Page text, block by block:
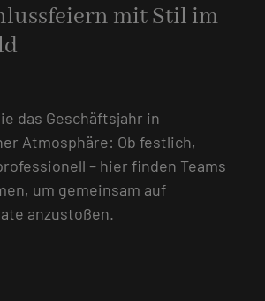
mit Stil im
das Geschäftsjahr in
Atmosphäre: Ob festlich,
– hier finden Teams
um gemeinsam auf
anzustoßen.